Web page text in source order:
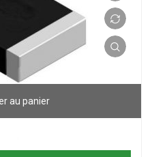
au panier